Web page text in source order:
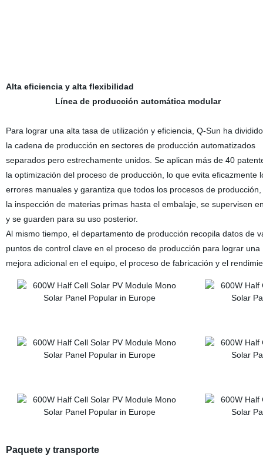
Alta eficiencia y alta flexibilidad
Línea de producción automática modular
Para lograr una alta tasa de utilización y eficiencia, Q-Sun ha
la cadena de producción en sectores de producción automatizados
separados pero estrechamente unidos. Se aplican más de 40
la optimización del proceso de producción, lo que evita eficazmente
errores manuales y garantiza que todos los procesos de
la inspección de materias primas hasta el embalaje, se supervisen
y se guarden para su uso posterior.
Al mismo tiempo, el departamento de producción recopila datos de
puntos de control clave en el proceso de producción para lograr una
mejora adicional en el equipo, el proceso de fabricación y el
Paquete y transporte